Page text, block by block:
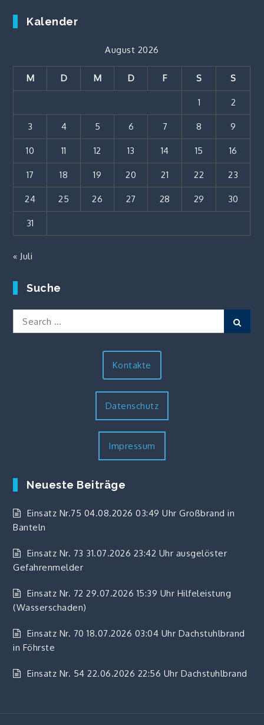
Kalender
August 2026
M D M D F S S
1 2
3 4 5 6 7 8 9
10 11 12 13 14 15 16
17 18 19 20 21 22 23
24 25 26 27 28 29 30
31
« Juli
Suche
Search
for:
Kontakte
Datenschutz
Impressum
Neueste Beiträge
Einsatz Nr.75 04.08.2026 03:49 Uhr Großbrand in
Banteln
Einsatz Nr. 73 31.07.2026 23:42 Uhr ausgelöster
Gefahrenmelder
Einsatz Nr. 72 29.07.2026 15:39 Uhr Hilfeleistung
(Wasserschaden)
Einsatz Nr. 70 18.07.2026 03:04 Uhr Dachstuhlbrand
in Föhrste
Einsatz Nr. 54 22.06.2026 22:56 Uhr Dachstuhlbrand